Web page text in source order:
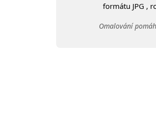
formátu JPG ,
Omalování